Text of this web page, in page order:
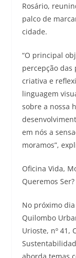
Rosário,
palco de
cidade.
“O principal
percepção das
criativa e
linguagem
sobre a nossa
em nós a
moramos”,
Oficina Vida,
Queremos Ser?
No próximo
Quilombo
Urioste, nº 41,
aborda temas